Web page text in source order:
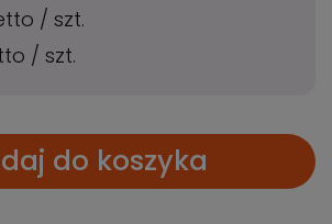
/ szt.
/ szt.
do koszyka